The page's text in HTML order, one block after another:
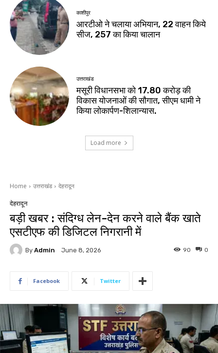
काशीपुर
आरटीओ ने चलाया अभियान, 22 वाहन किये
सीज, 257 का किया चालान
उत्तराखंड
मसूरी विधानसभा को 17.80 करोड़ की
विकास योजनाओं की सौगात, सीएम धामी ने
किया लोकार्पण-शिलान्यास.
Load more